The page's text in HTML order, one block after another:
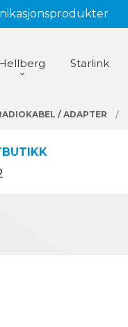
Starlink
/ ADAPTER